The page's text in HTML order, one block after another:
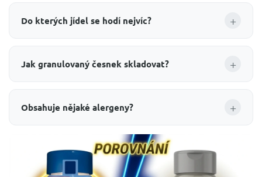
Do kterých jídel se hodí nejvíc? +
Jak granulovaný česnek skladovat? +
Obsahuje nějaké alergeny? +